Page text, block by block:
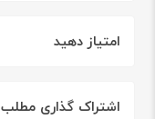
امتیاز دهید
اشتراک گذاری مطلب